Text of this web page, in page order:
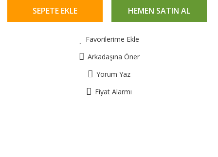
SEPETE EKLE HEMEN SATIN AL
Favorilerime Ekle
Arkadaşına Öner
Yorum Yaz
Fiyat Alarmı